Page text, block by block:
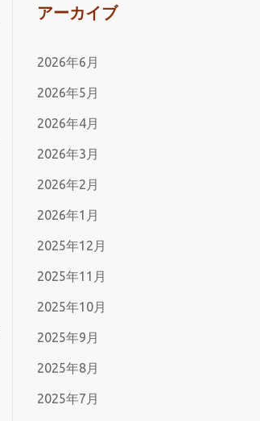
アーカイブ
2026年6月
2026年5月
2026年4月
2026年3月
2026年2月
2026年1月
2025年12月
2025年11月
2025年10月
2025年9月
2025年8月
2025年7月